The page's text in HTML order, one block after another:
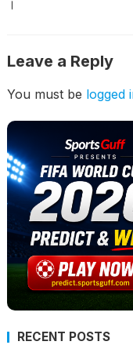
।
Leave a Reply
You must be logged
RECENT POSTS